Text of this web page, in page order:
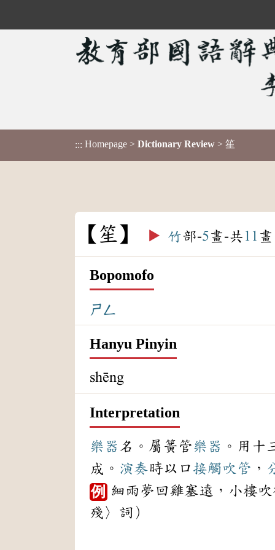
::: Homepage > Dictionary Review > 笙
笙 ▶️ 竹部-5畫-共 11 畫
Bopomofo
ㄕㄥ
Hanyu Pinyin
shēng
Interpretation
樂器 名。屬簧管樂器 。用十
成。 演奏時以口 接觸吹管 ，
例 細雨夢回雞塞遠，小樓
殘〉詞）